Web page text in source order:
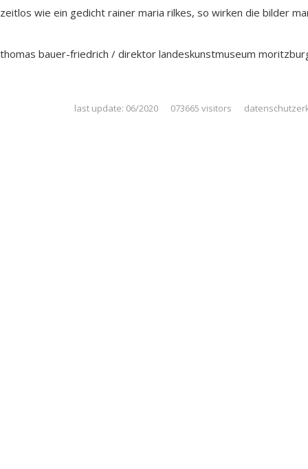
zeitlos wie ein gedicht rainer maria rilkes, so wirken die bilder
thomas bauer-friedrich / direktor landeskunstmuseum
last update: 06/2020 073665 visitors